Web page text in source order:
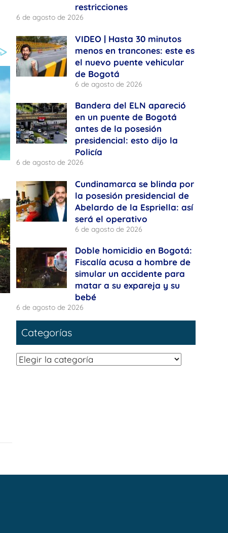
restricciones
6 de agosto de 2026
VIDEO | Hasta 30 minutos
menos en trancones: este es
el nuevo puente vehicular
de Bogotá
6 de agosto de 2026
Bandera del ELN apareció
en un puente de Bogotá
antes de la posesión
presidencial: esto dijo la
Policía
6 de agosto de 2026
Cundinamarca se blinda por
la posesión presidencial de
Abelardo de la Espriella: así
será el operativo
6 de agosto de 2026
Doble homicidio en Bogotá:
Fiscalía acusa a hombre de
simular un accidente para
matar a su expareja y su
bebé
6 de agosto de 2026
Categorías
Categorías